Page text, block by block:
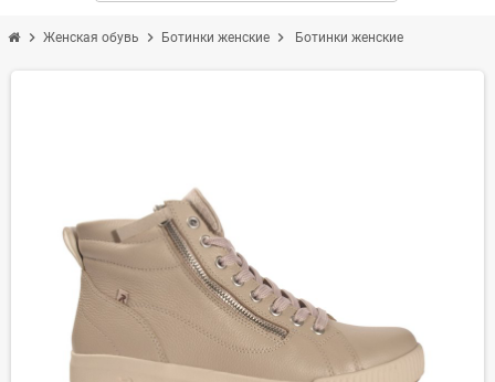
chevron_right Женская обувь chevron_right Ботинки женские chevron_right Ботинки женские